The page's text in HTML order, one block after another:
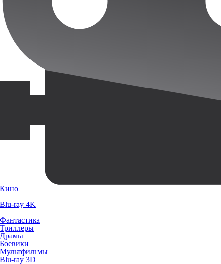
Кино
Blu-ray 4K
Фантастика
Триллеры
Драмы
Боевики
Мультфильмы
Blu-ray 3D